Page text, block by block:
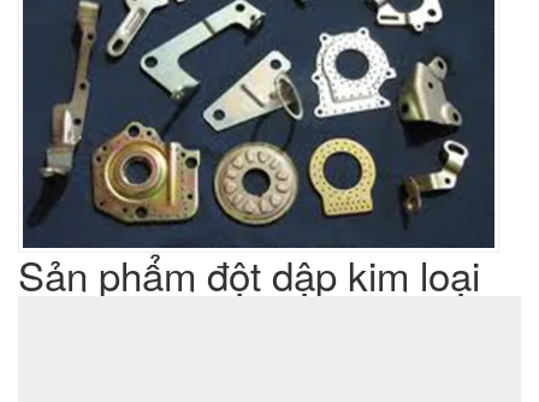
Sản phẩm đột dập kim loại